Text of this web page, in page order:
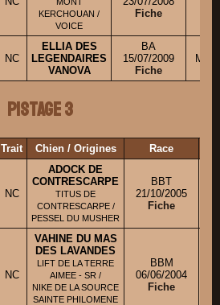
KERCHOUAN /
VOICE
Fiche
NC
ELLIA DES
LEGENDAIRES
VANOVA
BA
15/07/2009
Fiche
Pistage 3
Trait Chien / Origines Race
NC
ADOCK DE
CONTRESCARPE
TITUS DE
CONTRESCARPE /
PESSEL DU MUSHER
BBT
21/10/2005
Fiche
NC
VAHINE DU MAS
DES LAVANDES
LIFT DE LA TERRE
AIMEE - SR /
NIKE DE LA SOURCE
SAINTE PHILOMENE
BBM
06/06/2004
Fiche